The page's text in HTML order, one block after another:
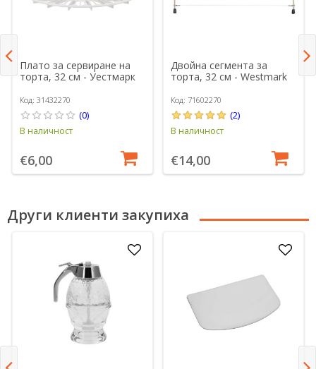
Плато за сервиране на
торта, 32 см - Уестмарк
Код: 31432270
(0)
В наличност
€6,00
Двойна сегмента за
торта, 32 см - Westmark
Код: 71602270
(2)
В наличност
€14,00
Други клиенти закупиха